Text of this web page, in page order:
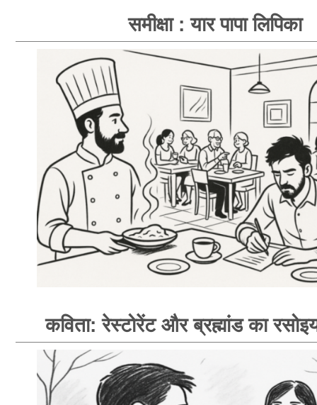
समीक्षा : यार पापा लिपिका
कविता: रेस्टोरेंट और ब्रह्मांड का